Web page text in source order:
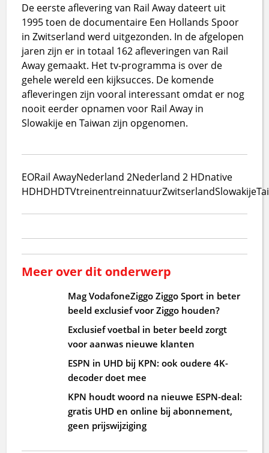
De eerste aflevering van Rail Away dateert uit
1995 toen de documentaire Een Hollands Spoor
in Zwitserland werd uitgezonden. In de afgelopen
jaren zijn er in totaal 162 afleveringen van Rail
Away gemaakt. Het tv-programma is over de
gehele wereld een kijksucces. De komende
afleveringen zijn vooral interessant omdat er nog
nooit eerder opnamen voor Rail Away in
Slowakije en Taiwan zijn opgenomen.
EORail AwayNederland 2Nederland 2 HDnative
HDHDHDTVtreinentreinnatuurZwitserlandSlowakije
Meer over dit onderwerp
Mag VodafoneZiggo Ziggo Sport in beter
beeld exclusief voor Ziggo houden?
Exclusief voetbal in beter beeld zorgt
voor aanwas nieuwe klanten
ESPN in UHD bij KPN: ook oudere 4K-
decoder doet mee
KPN houdt woord na nieuwe ESPN-deal:
gratis UHD en online bij abonnement,
geen prijswijziging